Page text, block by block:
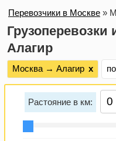
Перевозчики в Москве »
Алагир
Москва → Алагир х
Растояние в км: